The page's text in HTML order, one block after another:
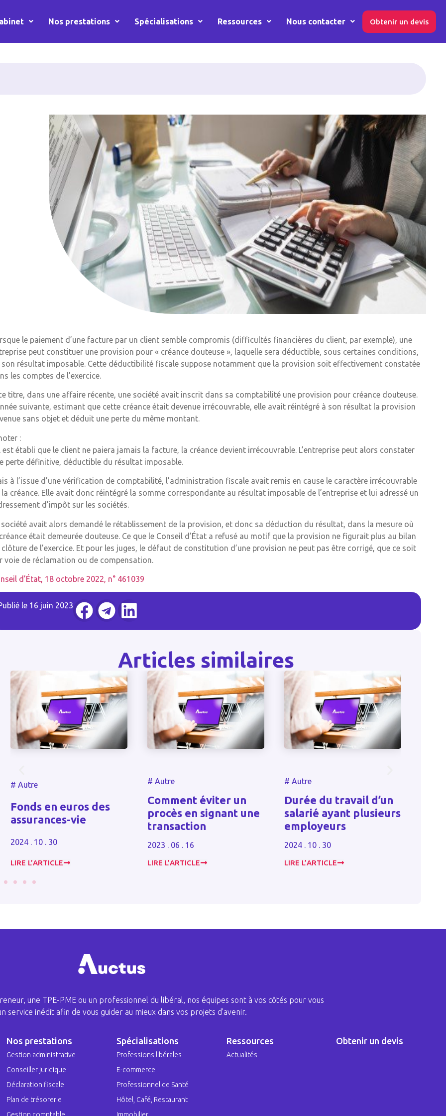
Nos prestations Spécialisations Ressources Nous contacter Obtenir un devis
le paiement d’une facture par un client semble compromis (difficultés financières du client, par exemple), une
peut constituer une provision pour « créance douteuse », laquelle sera déductible, sous certaines conditions,
son résultat imposable. Cette déductibilité fiscale suppose notamment que la provision soit effectivement constatée
les comptes de l’exercice.
titre, dans une affaire récente, une société avait inscrit dans sa comptabilité une provision pour créance douteuse.
suivante, estimant que cette créance était devenue irrécouvrable, elle avait réintégré à son résultat la provision
sans objet et déduit une perte du même montant.
:
est établi que le client ne paiera jamais la facture, la créance devient irrécouvrable. L’entreprise peut alors constater
perte définitive, déductible du résultat imposable.
à l’issue d’une vérification de comptabilité, l’administration fiscale avait remis en cause le caractère irrécouvrable
la créance. Elle avait donc réintégré la somme correspondante au résultat imposable de l’entreprise et lui adressé un
d’impôt sur les sociétés.
société avait alors demandé le rétablissement de la provision, et donc sa déduction du résultat, dans la mesure où
était demeurée douteuse. Ce que le Conseil d’État a refusé au motif que la provision ne figurait plus au bilan
clôture de l’exercice. Et pour les juges, le défaut de constitution d’une provision ne peut pas être corrigé, que ce soit
voie de réclamation ou de compensation.
d’État, 18 octobre 2022, n° 461039
le 16 juin 2023
Articles similaires
Autre
Fonds en euros des
assurances-vie
2024 . 10 . 30
LIRE L’ARTICLE
Autre
Comment éviter un
procès en signant une
transaction
2023 . 06 . 16
LIRE L’ARTICLE
Autre
Durée du travail d’un
salarié ayant plusieurs
employeurs
2024 . 10 . 30
LIRE L’ARTICLE
une TPE-PME ou un professionnel du libéral, nos équipes sont à vos côtés pour vous
service inédit afin de vous guider au mieux dans vos projets d’avenir.
Nos prestations
Gestion administrative
Conseiller juridique
Déclaration fiscale
Plan de trésorerie
Gestion comptable
Spécialisations
Professions libérales
E-commerce
Professionnel de Santé
Hôtel, Café, Restaurant
Immobilier
Ressources
Actualités
Obtenir un devis